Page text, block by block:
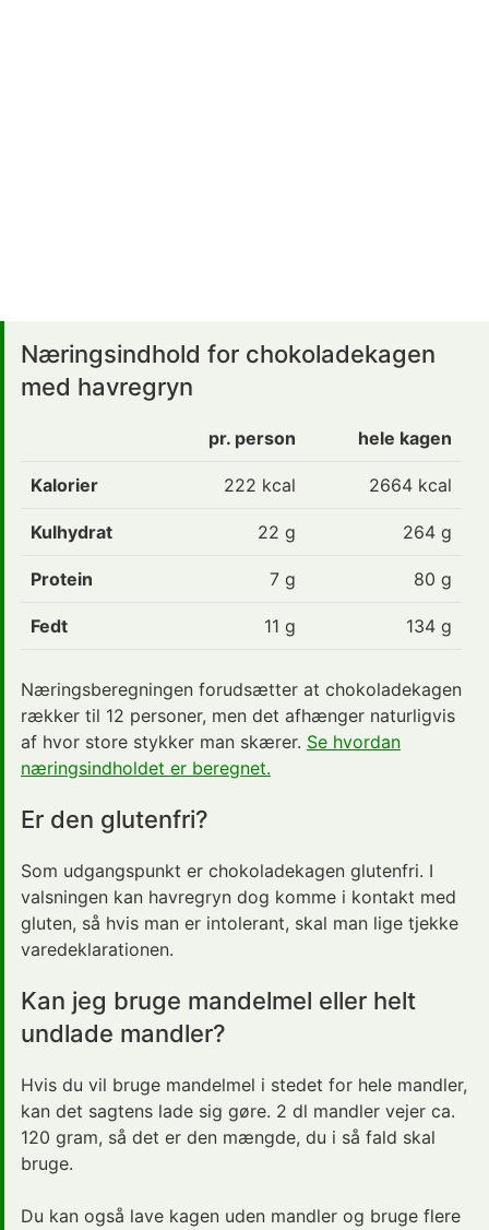
Næringsindhold for chokoladekagen
med havregryn
pr. person hele kagen
Kalorier 222 kcal 2664 kcal
Kulhydrat 22 g 264 g
Protein 7 g 80 g
Fedt 11 g 134 g
Næringsberegningen forudsætter at chokoladekagen
rækker til 12 personer, men det afhænger naturligvis
af hvor store stykker man skærer. Se hvordan
næringsindholdet er beregnet.
Er den glutenfri?
Som udgangspunkt er chokoladekagen glutenfri. I
valsningen kan havregryn dog komme i kontakt med
gluten, så hvis man er intolerant, skal man lige tjekke
varedeklarationen.
Kan jeg bruge mandelmel eller helt
undlade mandler?
Hvis du vil bruge mandelmel i stedet for hele mandler,
kan det sagtens lade sig gøre. 2 dl mandler vejer ca.
120 gram, så det er den mængde, du i så fald skal
bruge.
Du kan også lave kagen uden mandler og bruge flere